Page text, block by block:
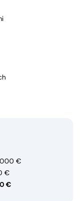
000 €
€
€